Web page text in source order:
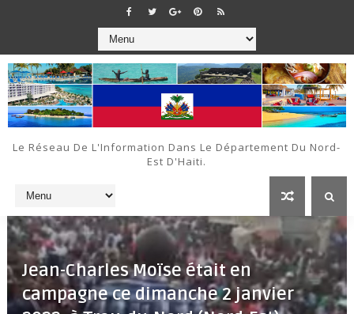
Le Réseau De L'Information Dans Le Département Du Nord-
Est D'Haiti.
Jean-Charles Moïse était en
campagne ce dimanche 2 janvier